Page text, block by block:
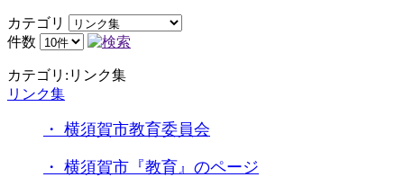
カテゴリ
件数
カテゴリ:リンク集
リンク集
・ 横須賀市教育委員会
・ 横須賀市『教育』のページ